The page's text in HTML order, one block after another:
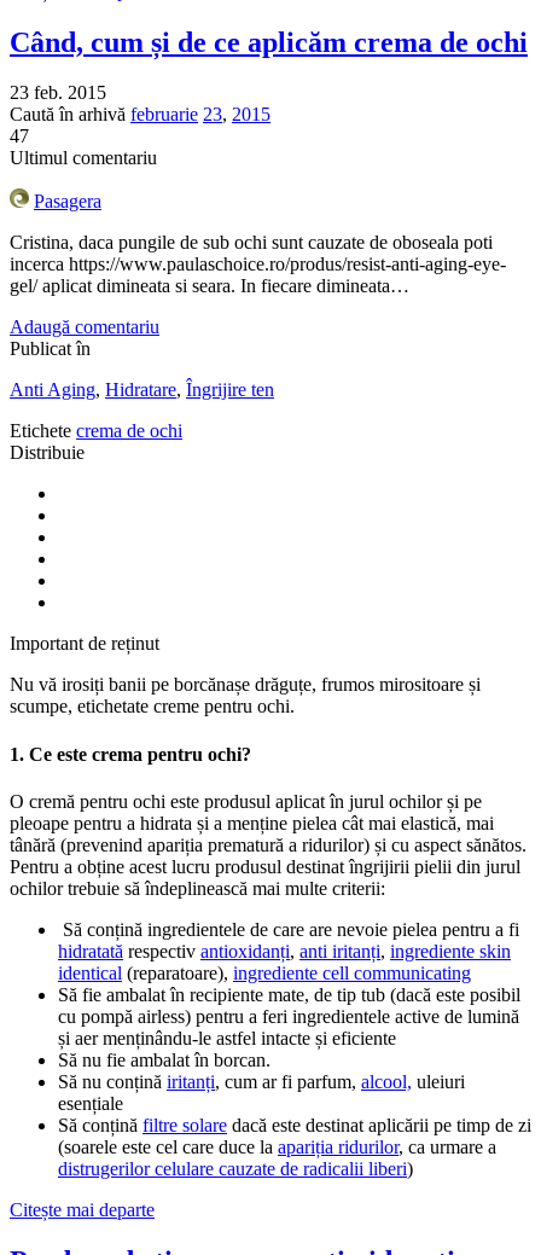
Când, cum și de ce aplicăm crema de ochi
23 feb. 2015
Caută în arhivă februarie 23, 2015
47
Ultimul comentariu
Pasagera
Cristina, daca pungile de sub ochi sunt cauzate de oboseala poti
incerca https://www.paulaschoice.ro/produs/resist-anti-aging-eye-
gel/ aplicat dimineata si seara. In fiecare dimineata…
Adaugă comentariu
Publicat în
Anti Aging, Hidratare, Îngrijire ten
Etichete crema de ochi
Distribuie
Important de reținut
Nu vă irosiți banii pe borcănașe drăguțe, frumos mirositoare și
scumpe, etichetate creme pentru ochi.
1. Ce este crema pentru ochi?
O cremă pentru ochi este produsul aplicat în jurul ochilor și pe
pleoape pentru a hidrata și a menține pielea cât mai elastică, mai
tânără (prevenind apariția prematură a ridurilor) și cu aspect sănătos.
Pentru a obține acest lucru produsul destinat îngrijirii pielii din jurul
ochilor trebuie să îndeplinească mai multe criterii:
Să conțină ingredientele de care are nevoie pielea pentru a fi
hidratată respectiv antioxidanți, anti iritanți, ingrediente skin
identical (reparatoare), ingrediente cell communicating
Să fie ambalat în recipiente mate, de tip tub (dacă este posibil
cu pompă airless) pentru a feri ingredientele active de lumină
și aer menținându-le astfel intacte și eficiente
Să nu fie ambalat în borcan.
Să nu conțină iritanți, cum ar fi parfum, alcool, uleiuri
esențiale
Să conțină filtre solare dacă este destinat aplicării pe timp de zi
(soarele este cel care duce la apariția ridurilor, ca urmare a
distrugerilor celulare cauzate de radicalii liberi)
Citește mai departe